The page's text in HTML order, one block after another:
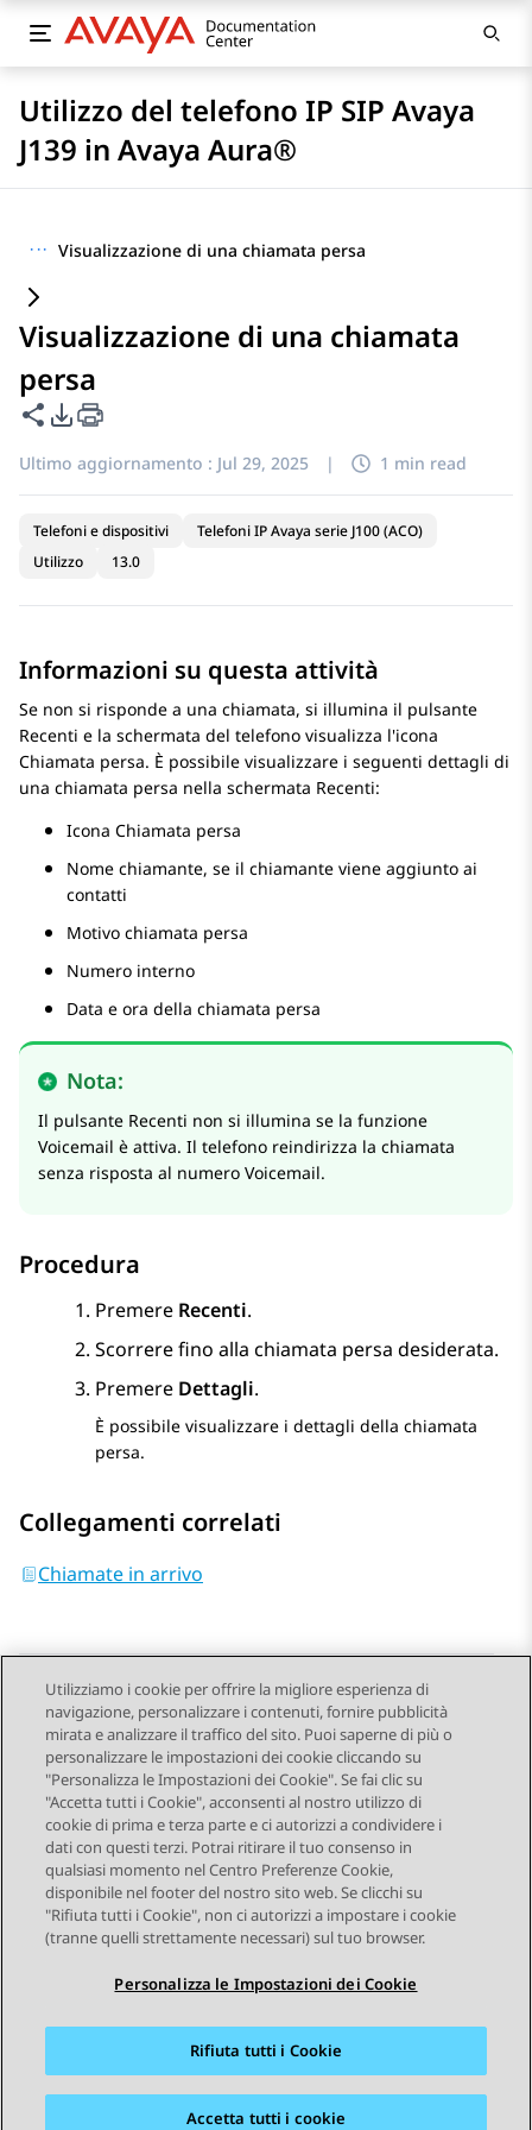
Utilizzo del telefono IP SIP Avaya
J139 in Avaya Aura®
··· Visualizzazione di una chiamata persa
Visualizzazione di una chiamata
persa
Condividi questa pagina
Opzioni di esportazione PDF
Ultimo aggiornamento : Jul 29, 2025 | 1 min read
Telefoni e dispositivi
Telefoni IP Avaya serie J100 (ACO)
Utilizzo
13.0
Informazioni su questa attività
Se non si risponde a una chiamata, si illumina il pulsante
Recenti e la schermata del telefono visualizza l'icona
Chiamata persa. È possibile visualizzare i seguenti dettagli di
una chiamata persa nella schermata Recenti:
Icona Chiamata persa
Nome chiamante, se il chiamante viene aggiunto ai
contatti
Motivo chiamata persa
Numero interno
Data e ora della chiamata persa
Nota:
Il pulsante Recenti non si illumina se la funzione
Voicemail è attiva. Il telefono reindirizza la chiamata
senza risposta al numero Voicemail.
Procedura
Premere Recenti.
Scorrere fino alla chiamata persa desiderata.
Premere Dettagli.
È possibile visualizzare i dettagli della chiamata
persa.
Collegamenti correlati
Chiamate in arrivo
Send Feedback
Navigazione argomento
Argomento precedente Argomento successivo
STAY CONNECTED
Mappa del sito Condizioni d'uso
Privacy
Marchi commerciali
Utilizziamo i cookie per offrire la migliore esperienza di
navigazione, personalizzare i contenuti, fornire pubblicità
mirata e analizzare il traffico del sito. Puoi saperne di più o
personalizzare le impostazioni dei cookie cliccando su
"Personalizza le Impostazioni dei Cookie". Se fai clic su
"Accetta tutti i Cookie", acconsenti al nostro utilizzo di
cookie di prima e terza parte e ci autorizzi a condividere i
dati con questi terzi. Potrai ritirare il tuo consenso in
qualsiasi momento nel Centro Preferenze Cookie,
disponibile nel footer del nostro sito web. Se clicchi su
"Rifiuta tutti i Cookie", non ci autorizzi a impostare i cookie
(tranne quelli strettamente necessari) sul tuo browser.
Personalizza le Impostazioni dei Cookie
Rifiuta tutti i Cookie
Accetta tutti i cookie